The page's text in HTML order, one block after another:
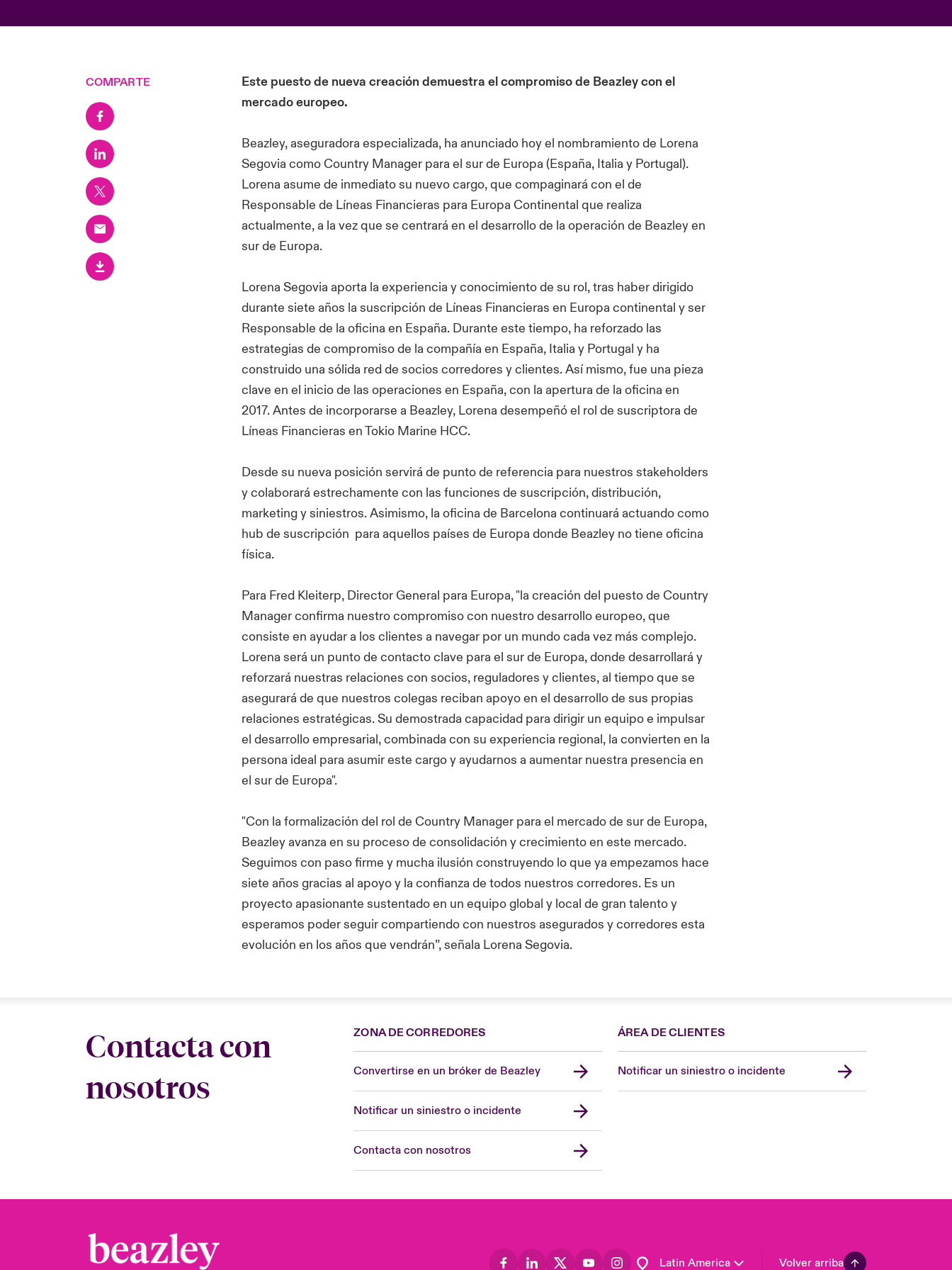
COMPARTE
Este puesto de nueva creación demuestra el compromiso de Beazley con el
mercado europeo.
Beazley, aseguradora especializada, ha anunciado hoy el nombramiento de Lorena
Segovia como Country Manager para el sur de Europa (España, Italia y Portugal).
Lorena asume de inmediato su nuevo cargo, que compaginará con el de
Responsable de Líneas Financieras para Europa Continental que realiza
actualmente, a la vez que se centrará en el desarrollo de la operación de Beazley en
sur de Europa.
Lorena Segovia aporta la experiencia y conocimiento de su rol, tras haber dirigido
durante siete años la suscripción de Líneas Financieras en Europa continental y ser
Responsable de la oficina en España. Durante este tiempo, ha reforzado las
estrategias de compromiso de la compañía en España, Italia y Portugal y ha
construido una sólida red de socios corredores y clientes. Así mismo, fue una pieza
clave en el inicio de las operaciones en España, con la apertura de la oficina en
2017. Antes de incorporarse a Beazley, Lorena desempeñó el rol de suscriptora de
Líneas Financieras en Tokio Marine HCC.
Desde su nueva posición servirá de punto de referencia para nuestros stakeholders
y colaborará estrechamente con las funciones de suscripción, distribución,
marketing y siniestros. Asimismo, la oficina de Barcelona continuará actuando como
hub de suscripción para aquellos países de Europa donde Beazley no tiene oficina
física.
Para Fred Kleiterp, Director General para Europa, "la creación del puesto de Country
Manager confirma nuestro compromiso con nuestro desarrollo europeo, que
consiste en ayudar a los clientes a navegar por un mundo cada vez más complejo.
Lorena será un punto de contacto clave para el sur de Europa, donde desarrollará y
reforzará nuestras relaciones con socios, reguladores y clientes, al tiempo que se
asegurará de que nuestros colegas reciban apoyo en el desarrollo de sus propias
relaciones estratégicas. Su demostrada capacidad para dirigir un equipo e impulsar
el desarrollo empresarial, combinada con su experiencia regional, la convierten en la
persona ideal para asumir este cargo y ayudarnos a aumentar nuestra presencia en
el sur de Europa".
"Con la formalización del rol de Country Manager para el mercado de sur de Europa,
Beazley avanza en su proceso de consolidación y crecimiento en este mercado.
Seguimos con paso firme y mucha ilusión construyendo lo que ya empezamos hace
siete años gracias al apoyo y la confianza de todos nuestros corredores. Es un
proyecto apasionante sustentado en un equipo global y local de gran talento y
esperamos poder seguir compartiendo con nuestros asegurados y corredores esta
evolución en los años que vendrán”, señala Lorena Segovia.
Contacta con
nosotros
ZONA DE CORREDORES
Convertirse en un bróker de Beazley
Notificar un siniestro o incidente
Contacta con nosotros
ÁREA DE CLIENTES
Notificar un siniestro o incidente
Latin America
London Market
Volver arriba